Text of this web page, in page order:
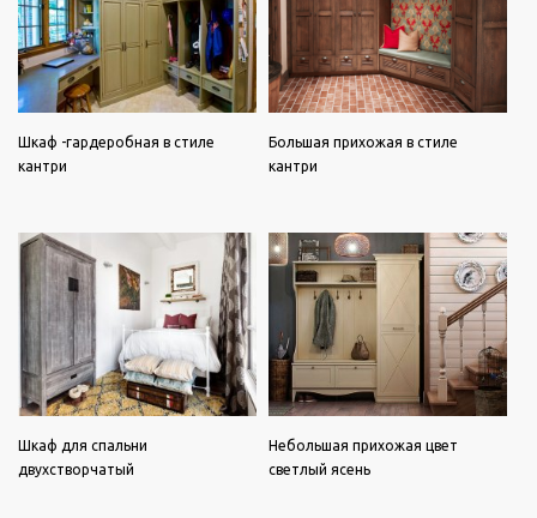
Шкаф -гардеробная в стиле
кантри
Большая прихожая в стиле
кантри
Шкаф для спальни
двухстворчатый
Небольшая прихожая цвет
светлый ясень